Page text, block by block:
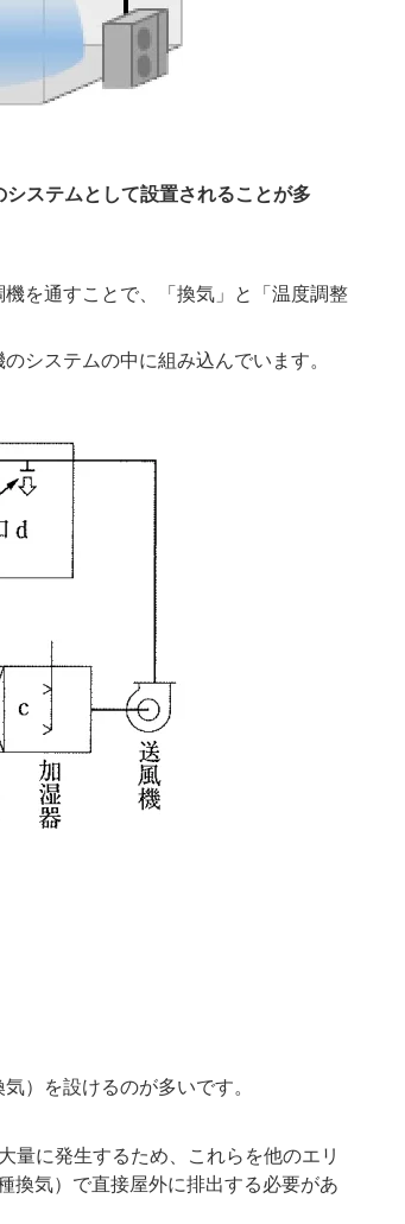
ステムとして設置されることが多
を通すことで、「換気」と「温度調整
システムの中に組み込んでいます。
）を設けるのが多いです。
量に発生するため、これらを他のエリ
換気）で直接屋外に排出する必要があ